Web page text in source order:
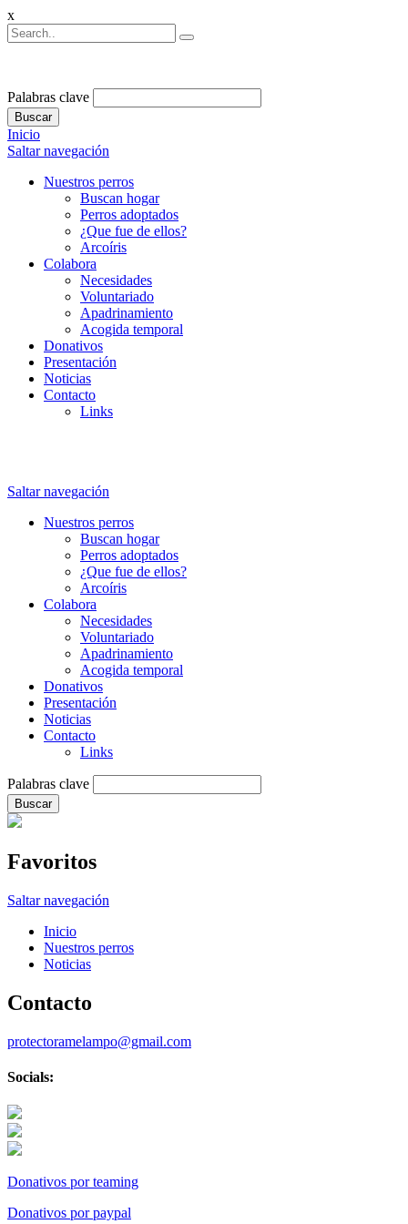
x
Palabras clave
Buscar
Inicio
Saltar navegación
Nuestros perros
Buscan hogar
Perros adoptados
¿Que fue de ellos?
Arcoíris
Colabora
Necesidades
Voluntariado
Apadrinamiento
Acogida temporal
Donativos
Presentación
Noticias
Contacto
Links
Saltar navegación
Nuestros perros
Buscan hogar
Perros adoptados
¿Que fue de ellos?
Arcoíris
Colabora
Necesidades
Voluntariado
Apadrinamiento
Acogida temporal
Donativos
Presentación
Noticias
Contacto
Links
Palabras clave
Buscar
Favoritos
Saltar navegación
Inicio
Nuestros perros
Noticias
Contacto
protectoramelampo@gmail.com
Socials:
Donativos por teaming
Donativos por paypal